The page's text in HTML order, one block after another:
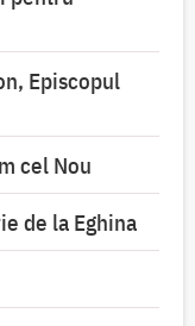
Episcopul
cel Nou
de la Eghina